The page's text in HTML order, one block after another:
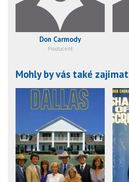
Don Carmody
Producent
Mohly by vás také zajímat